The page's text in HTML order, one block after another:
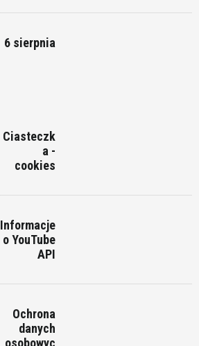
6 sierpnia
Ciasteczk
a -
cookies
Informacje
o YouTube
API
Ochrona
danych
osobowyc